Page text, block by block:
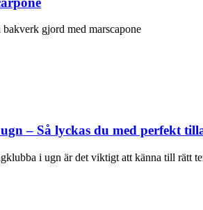
gjord med marscapone
– Så lyckas du med perfekt
i ugn är det viktigt att känna till rätt